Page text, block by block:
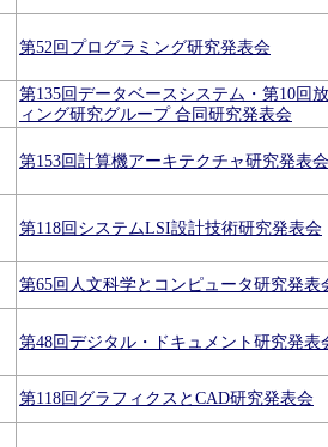
第52回プログラミング研究発表会
第135回データベースシステム・第10回
ィング研究グループ 合同研究発表会
第153回計算機アーキテクチャ研究発表会
第118回システムLSI設計技術研究発表会
第65回人文科学とコンピュータ研究発表
第48回デジタル・ドキュメント研究発表
第118回グラフィクスとCAD研究発表会